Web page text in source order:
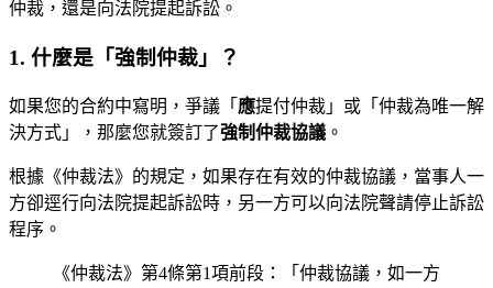
仲裁，還是向法院提起訴訟。
1. 什麼是「強制仲裁」？
如果您的合約中寫明，爭議「 應提付仲裁」或「仲裁為唯一解
決方式」，那麼您就簽訂了強制仲裁協議 。
根據《仲裁法》的規定，如果存在有效的仲裁協議，當事人一
方卻逕行向法院提起訴訟時，另一方可以向法院聲請停止訴訟
程序。
《仲裁法》第4條第1項前段：「仲裁協議，如一方